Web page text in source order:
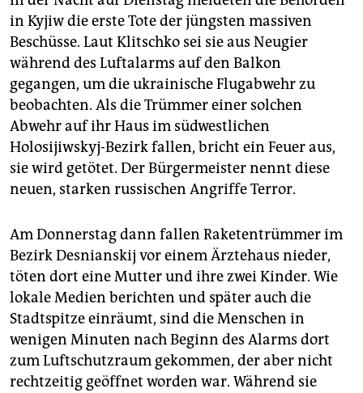
in Kyjiw die erste Tote der jüngsten massiven
Beschüsse. Laut Klitschko sei sie aus Neugier
während des Luftalarms auf den Balkon
gegangen, um die ukrainische Flugabwehr zu
beobachten. Als die Trümmer einer solchen
Abwehr auf ihr Haus im südwestlichen
Holosijiwskyj-Bezirk fallen, bricht ein Feuer aus,
sie wird getötet. Der Bürgermeister nennt diese
neuen, starken russischen Angriffe Terror.
Am Donnerstag dann fallen Raketentrümmer im
Bezirk Desnianskij vor einem Ärztehaus nieder,
töten dort eine Mutter und ihre zwei Kinder. Wie
lokale Medien berichten und später auch die
Stadtspitze einräumt, sind die Menschen in
wenigen Minuten nach Beginn des Alarms dort
zum Luftschutzraum gekommen, der aber nicht
rechtzeitig geöffnet worden war. Während sie